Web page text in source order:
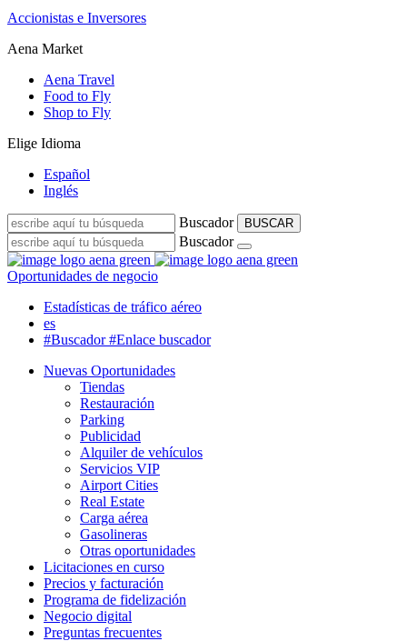
Accionistas e Inversores
Aena Market
Aena Travel
Food to Fly
Shop to Fly
Elige Idioma
Español
Inglés
Buscador BUSCAR
Buscador
Oportunidades de negocio
Estadísticas de tráfico aéreo
es
#Buscador #Enlace buscador
Nuevas Oportunidades
Tiendas
Restauración
Parking
Publicidad
Alquiler de vehículos
Servicios VIP
Airport Cities
Real Estate
Carga aérea
Gasolineras
Otras oportunidades
Licitaciones en curso
Precios y facturación
Programa de fidelización
Negocio digital
Preguntas frecuentes